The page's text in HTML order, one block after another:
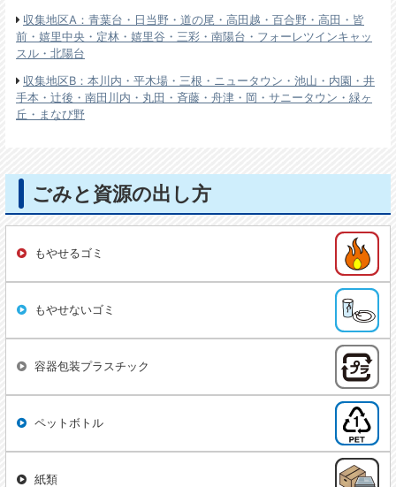
収集地区A：青葉台・日当野・道の尾・高田越・百合野・高田・皆
前・嬉里中央・定林・嬉里谷・三彩・南陽台・フォーレツインキャッ
スル・北陽台
収集地区B：本川内・平木場・三根・ニュータウン・池山・内園・井
手本・辻後・南田川内・丸田・斉藤・舟津・岡・サニータウン・緑ヶ
丘・まなび野
ごみと資源の出し方
もやせるゴミ
もやせないゴミ
容器包装プラスチック
ペットボトル
紙類